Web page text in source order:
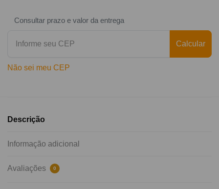
Consultar prazo e valor da entrega
Calcular
Não sei meu CEP
Descrição
Informação adicional
Avaliações 0